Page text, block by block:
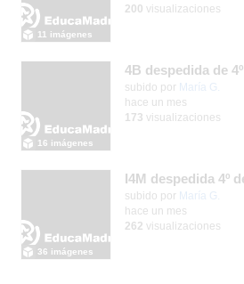
11 imágenes
200 visualizaciones
4B despedida de 4º
Contenido educativo.
subido por María G.
16 imágenes
hace un mes
173 visualizaciones
subido por María G.
36 imágenes
hace un mes
262 visualizaciones